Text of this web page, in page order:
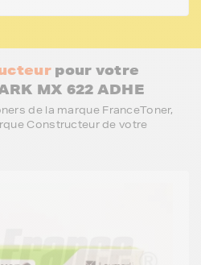
pour votre
MX 622 ADHE
de la marque FranceToner,
Constructeur de votre